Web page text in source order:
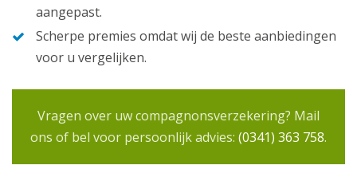
aangepast.
Scherpe premies omdat wij de beste aanbiedingen
voor u vergelijken.
Vragen over uw compagnonsverzekering? Mail
ons of bel voor persoonlijk advies: (0341) 363 758.